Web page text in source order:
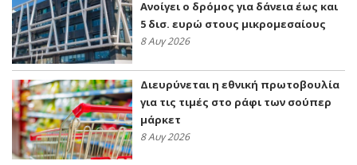
Ανοίγει ο δρόμος για δάνεια έως και
5 δισ. ευρώ στους μικρομεσαίους
8 Αυγ 2026
Διευρύνεται η εθνική πρωτοβουλία
για τις τιμές στο ράφι των σούπερ
μάρκετ
8 Αυγ 2026